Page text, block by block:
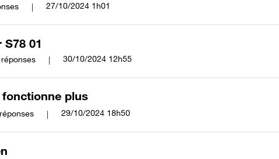
‎27/10/2024 1h01
01
réponses ‎30/10/2024 12h55
plus
réponses ‎29/10/2024 18h50